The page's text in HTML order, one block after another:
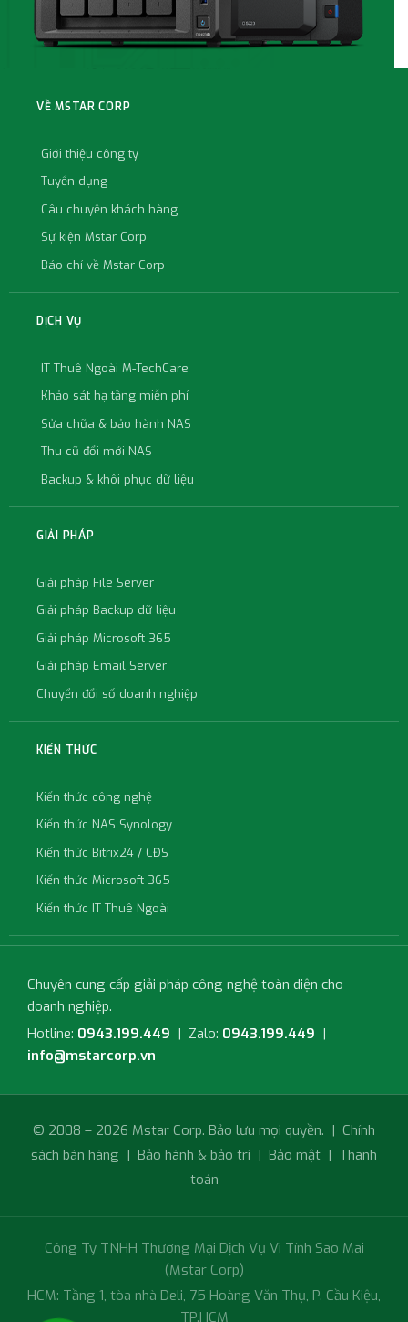
VỀ MSTAR CORP
Giới thiệu công ty
Tuyển dụng
Câu chuyện khách hàng
Sự kiện Mstar Corp
Báo chí về Mstar Corp
DỊCH VỤ
IT Thuê Ngoài M-TechCare
Khảo sát hạ tầng miễn phí
Sửa chữa & bảo hành NAS
Thu cũ đổi mới NAS
Backup & khôi phục dữ liệu
GIẢI PHÁP
Giải pháp File Server
Giải pháp Backup dữ liệu
Giải pháp Microsoft 365
Giải pháp Email Server
Chuyển đổi số doanh nghiệp
KIẾN THỨC
Kiến thức công nghệ
Kiến thức NAS Synology
Kiến thức Bitrix24 / CĐS
Kiến thức Microsoft 365
Kiến thức IT Thuê Ngoài
Chuyên cung cấp giải pháp công nghệ toàn diện cho
doanh nghiệp.
Hotline: 0943.199.449 | Zalo: 0943.199.449 |
info@mstarcorp.vn
© 2008 – 2026 Mstar Corp. Bảo lưu mọi quyền. | Chính
sách bán hàng | Bảo hành & bảo trì | Bảo mật | Thanh
toán
Công Ty TNHH Thương Mại Dịch Vụ Vi Tính Sao Mai
(Mstar Corp)
HCM: Tầng 1, tòa nhà Deli, 75 Hoàng Văn Thụ, P. Cầu Kiệu,
TP.HCM